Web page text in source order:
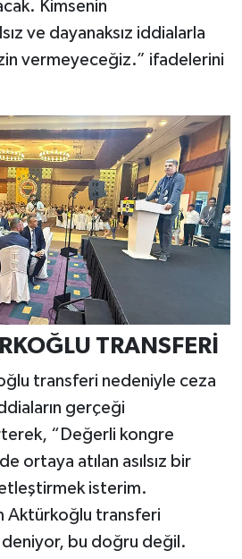
Kimsenin
ve dayanaksız iddialarla
vermeyeceğiz.” ifadelerini
TRANSFERİ
transferi nedeniyle ceza
gerçeği
“Değerli kongre
ortaya atılan asılsız bir
isterim.
Aktürkoğlu transferi
deniyor, bu doğru değil.